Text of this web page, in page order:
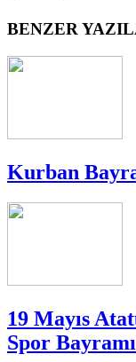
BENZER
Kurban
19 Mayıs
Spor